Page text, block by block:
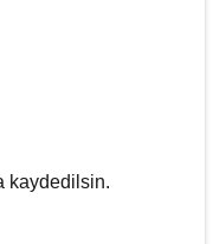
kaydedilsin.